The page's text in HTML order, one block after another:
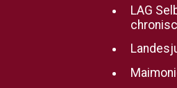
LAG